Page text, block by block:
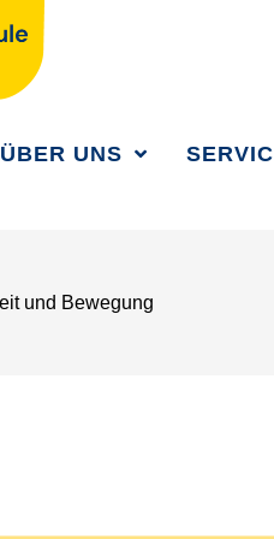
ÜBER UNS
und Bewegung